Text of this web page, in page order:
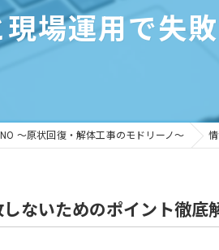
場運用で失
～原状回復・解体工事のモドリーノ～
ないためのポイント徹底